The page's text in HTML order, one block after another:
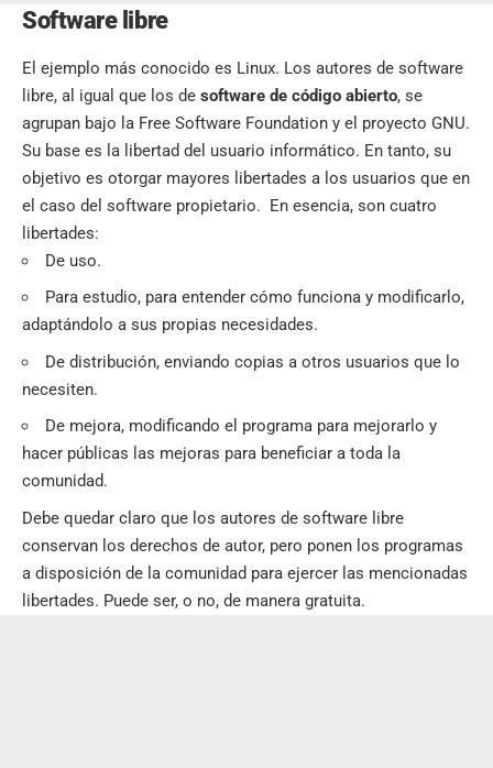
Software libre
El ejemplo más conocido es Linux. Los autores de software
libre, al igual que los de software de código abierto, se
agrupan bajo la Free Software Foundation y el proyecto GNU.
Su base es la libertad del usuario informático. En tanto, su
objetivo es otorgar mayores libertades a los usuarios que en
el caso del software propietario. En esencia, son cuatro
libertades:
De uso.
Para estudio, para entender cómo funciona y modificarlo,
adaptándolo a sus propias necesidades.
De distribución, enviando copias a otros usuarios que lo
necesiten.
De mejora, modificando el programa para mejorarlo y
hacer públicas las mejoras para beneficiar a toda la
comunidad.
Debe quedar claro que los autores de software libre
conservan los derechos de autor, pero ponen los programas
a disposición de la comunidad para ejercer las mencionadas
libertades. Puede ser, o no, de manera gratuita.